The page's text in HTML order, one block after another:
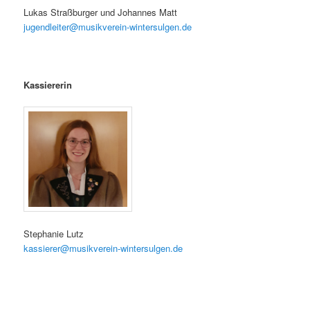
Lukas Straßburger und Johannes Matt
jugendleiter@musikverein-wintersulgen.de
Kassiererin
Stephanie Lutz
kassierer@musikverein-wintersulgen.de